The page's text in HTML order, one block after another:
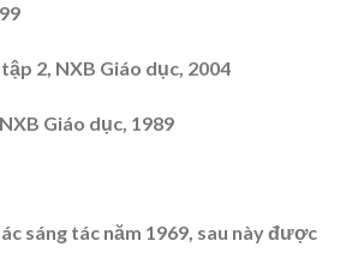
2, NXB Giáo dục, 2004
Giáo dục, 1989
sáng tác năm 1969, sau này được